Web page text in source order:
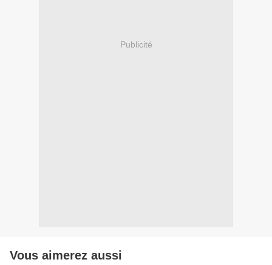
Publicité
Vous aimerez aussi